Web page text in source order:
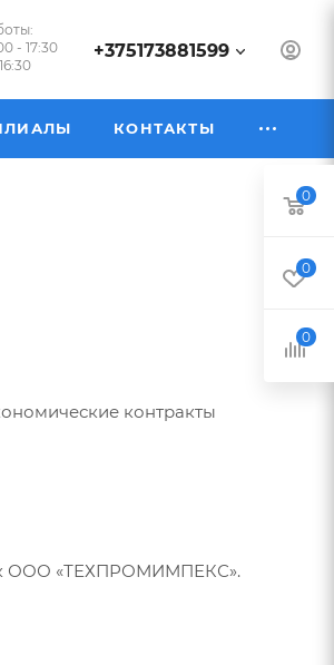
- 17:30
+375173881599
КОНТАКТЫ
контракты
ООО «ТЕХПРОМИМПЕКС».
0
0
0